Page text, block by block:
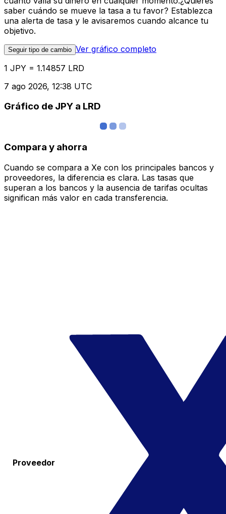
saber cuándo se mueve la tasa a tu favor? Establezca
una alerta de tasa y le avisaremos cuando alcance tu
objetivo.
Seguir tipo de cambio Ver gráfico completo
1 JPY = 1.14857 LRD
7 ago 2026, 12:38 UTC
Gráfico de JPY a LRD
Compara y ahorra
Cuando se compara a Xe con los principales bancos y
proveedores, la diferencia es clara. Las tasas que
superan a los bancos y la ausencia de tarifas ocultas
significan más valor en cada transferencia.
Proveedor